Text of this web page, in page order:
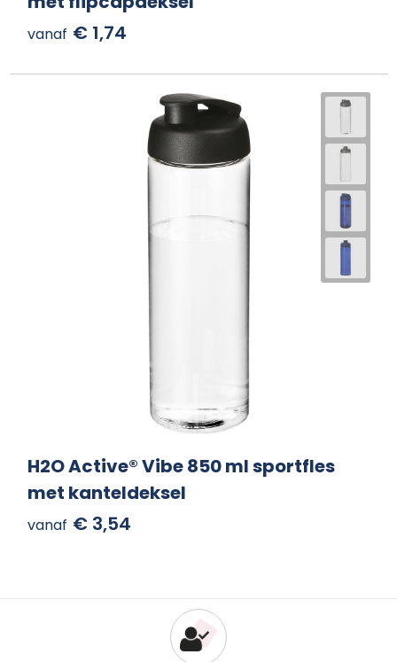
vanaf € 1,74
H2O Active® Vibe 850 ml sportfles
met kanteldeksel
vanaf € 3,54